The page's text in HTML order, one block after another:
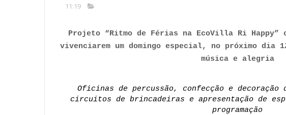
11:19
Projeto “Ritmo de Férias na EcoVilla Ri
vivenciarem um domingo especial, no próximo dia
música e alegria
Oficinas de percussão, confecção e decoração
circuitos de brincadeiras e apresentação de
programação